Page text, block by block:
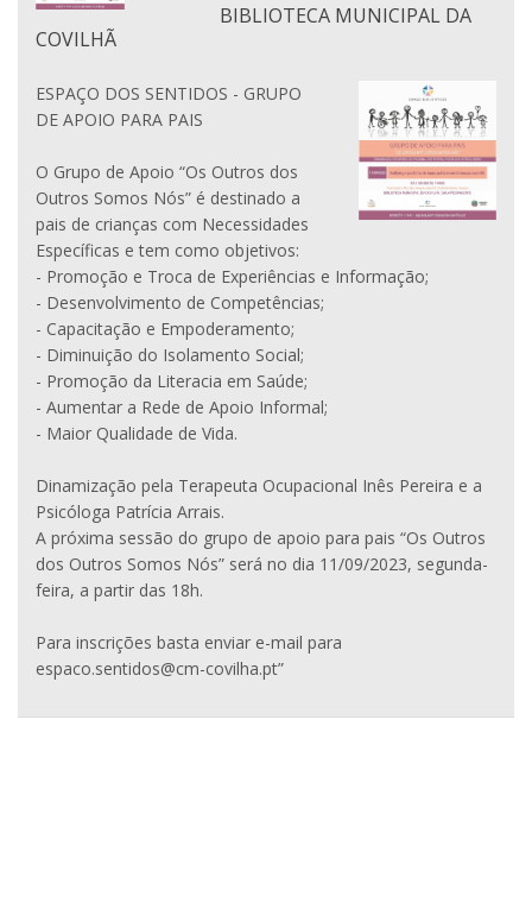
BIBLIOTECA MUNICIPAL DA
COVILHÃ
ESPAÇO DOS SENTIDOS - GRUPO
DE APOIO PARA PAIS
O Grupo de Apoio “Os Outros dos
Outros Somos Nós” é destinado a
pais de crianças com Necessidades
Específicas e tem como objetivos:
- Promoção e Troca de Experiências e Informação;
- Desenvolvimento de Competências;
- Capacitação e Empoderamento;
- Diminuição do Isolamento Social;
- Promoção da Literacia em Saúde;
- Aumentar a Rede de Apoio Informal;
- Maior Qualidade de Vida.
Dinamização pela Terapeuta Ocupacional Inês Pereira e a
Psicóloga Patrícia Arrais.
A próxima sessão do grupo de apoio para pais “Os Outros
dos Outros Somos Nós” será no dia 11/09/2023, segunda-
feira, a partir das 18h.
Para inscrições basta enviar e-mail para
espaco.sentidos@cm-covilha.pt”